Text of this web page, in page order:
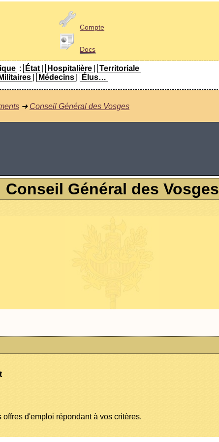
Compte
Docs
: État Hospitalière
Territoriale
Militaires Médecins Élus…
➜ Conseil Général des Vosges
Conseil Général des Vosges
d'emploi répondant à vos critères.